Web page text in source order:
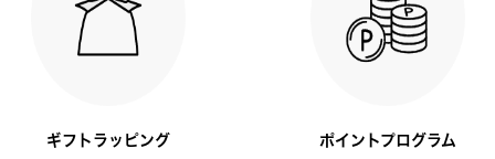
ギフトラッピング ポイントプログラム